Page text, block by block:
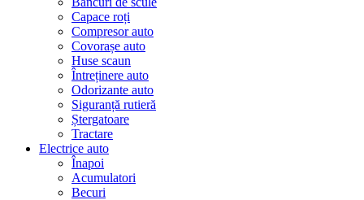
Capace roți
Compresor auto
Covorașe auto
Huse scaun
Întreținere auto
Odorizante auto
Siguranță rutieră
Ștergatoare
Tractare
Electrice auto
Înapoi
Acumulatori
Becuri